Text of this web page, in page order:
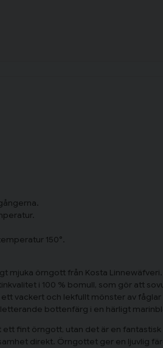
150°.
mjuka örngott från Kosta
i 100 % bomull, som gör att
vackert och lekfullt mönster av
bottenfärg i en härligt
fint örngott, utan det är en
direkt. Örngottet ger en ljuvlig